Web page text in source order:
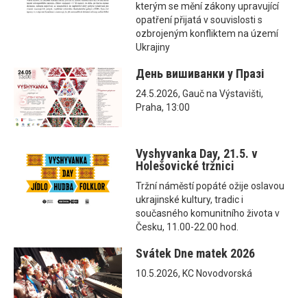
kterým se mění zákony upravující
opatření přijatá v souvislosti s
ozbrojeným konfliktem na území
Ukrajiny
День вишиванки у Празі
24.5.2026, Gauč na Výstavišti,
Praha, 13:00
Vyshyvanka Day, 21.5. v
Holešovické tržnici
Tržní náměstí popáté ožije oslavou
ukrajinské kultury, tradic i
současného komunitního života v
Česku, 11.00-22.00 hod.
Svátek Dne matek 2026
10.5.2026, KC Novodvorská